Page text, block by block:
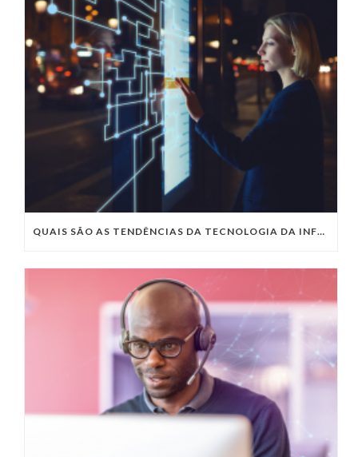
QUAIS SÃO AS TENDÊNCIAS DA TECNOLOGIA DA INFORMAÇÃO PARA 2023?